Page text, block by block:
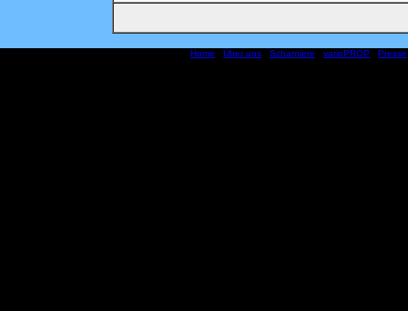
Home Über uns Scharniere varioPROP Presse